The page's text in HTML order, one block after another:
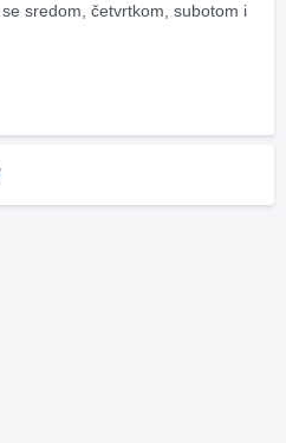
sredom, četvrtkom, subotom i